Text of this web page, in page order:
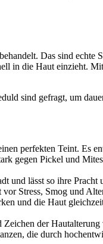
Das sind echte
in die Haut einzieht.
sind gefragt, um
perfekten Teint. Es
gegen Pickel und
und lässt so ihre Pracht
Stress, Smog und
und die Haut
der
die durch